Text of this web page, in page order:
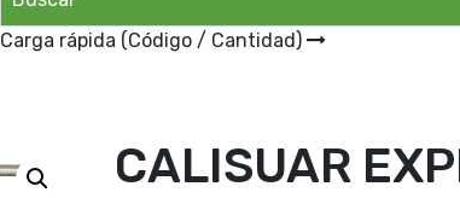
Carga rápida (Código / Cantidad)
CALISUAR